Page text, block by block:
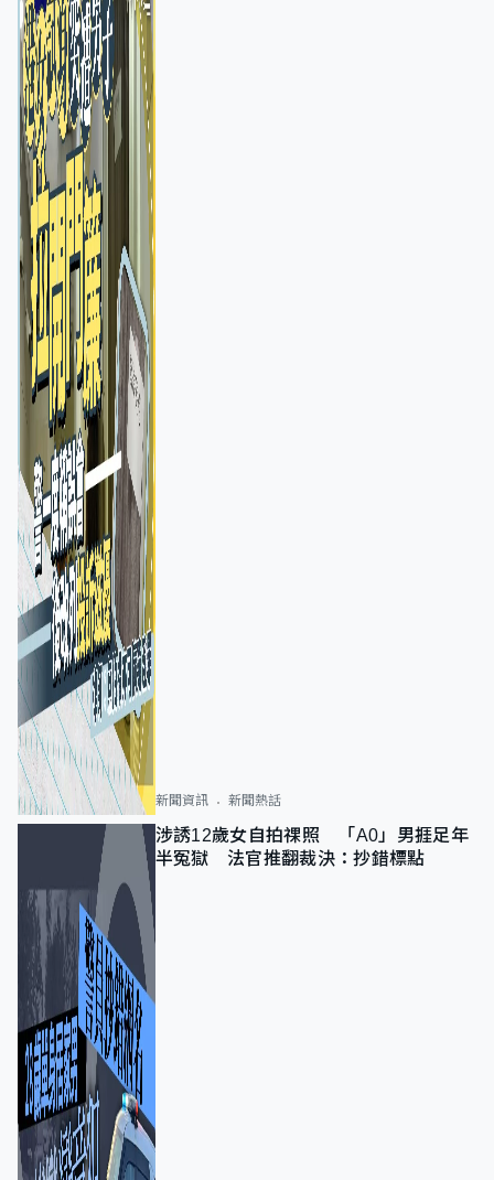
新聞資訊 新聞熱話
涉誘12歲女自拍祼照 「A0」男捱足年
半冤獄 法官推翻裁決：抄錯標點